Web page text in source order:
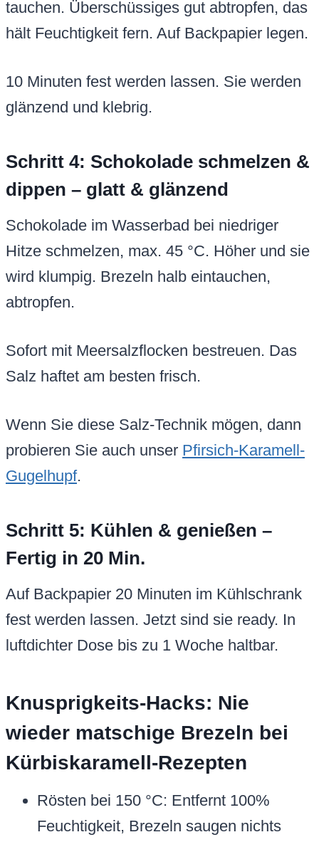
tauchen. Überschüssiges gut abtropfen, das
hält Feuchtigkeit fern. Auf Backpapier legen.
10 Minuten fest werden lassen. Sie werden
glänzend und klebrig.
Schritt 4: Schokolade schmelzen &
dippen – glatt & glänzend
Schokolade im Wasserbad bei niedriger
Hitze schmelzen, max. 45 °C. Höher und sie
wird klumpig. Brezeln halb eintauchen,
abtropfen.
Sofort mit Meersalzflocken bestreuen. Das
Salz haftet am besten frisch.
Wenn Sie diese Salz-Technik mögen, dann
probieren Sie auch unser Pfirsich-Karamell-
Gugelhupf.
Schritt 5: Kühlen & genießen –
Fertig in 20 Min.
Auf Backpapier 20 Minuten im Kühlschrank
fest werden lassen. Jetzt sind sie ready. In
luftdichter Dose bis zu 1 Woche haltbar.
Knusprigkeits-Hacks: Nie
wieder matschige Brezeln bei
Kürbiskaramell-Rezepten
Rösten bei 150 °C: Entfernt 100%
Feuchtigkeit, Brezeln saugen nichts